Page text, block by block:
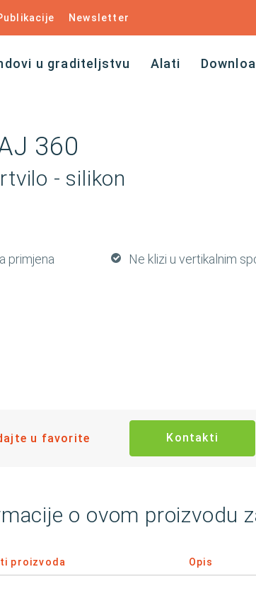
Newsletter
u graditeljstvu Alati
360
- silikon
primjena Ne klizi u vertikalnim
u favorite Kontakti
o ovom proizvodu
proizvoda Opis